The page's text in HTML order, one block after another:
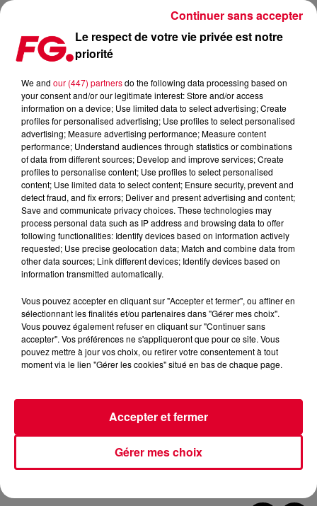
LE DUO OFENBACH DÉVOILE (ENFIN) SON TOUT PREMIER
Publié : 4 novembre 2022 à 9h00 par Jean-Baptiste
BLANDIN
Ofenbach
Le respect de votre vie privée est notre
priorité
We and our (447) partnersdo the following data processing based on
your consent and/or our legitimate interest: Store and/or access
information on a device; Use limited data to select advertising; Create
profiles for personalised advertising; Use profiles to select personalised
advertising; Measure advertising performance; Measure content
performance; Understand audiences through statistics or combinations
of data from different sources; Develop and improve services; Create
profiles to personalise content; Use profiles to select personalised
content; Use limited data to select content; Ensure security, prevent and
detect fraud, and fix errors; Deliver and present advertising and content;
Save and communicate privacy choices. These technologies may
process personal data such as IP address and browsing data to offer
following functionalities: Identify devices based on information actively
requested; Use precise geolocation data; Match and combine data from
other data sources; Link different devices; Identify devices based on
information transmitted automatically.
Vous pouvez accepter en cliquant sur "Accepter et fermer", ou affiner en
sélectionnant les finalités et/ou partenaires dans "Gérer mes choix".
Vous pouvez également refuser en cliquant sur "Continuer sans
accepter". Vos préférences ne s'appliqueront que pour ce site. Vous
pouvez mettre à jour vos choix, ou retirer votre consentement à tout
moment via le lien "Gérer les cookies" situé en bas de chaque page.
Gérer mes choix
Accepter et fermer
Continuer sans accepter